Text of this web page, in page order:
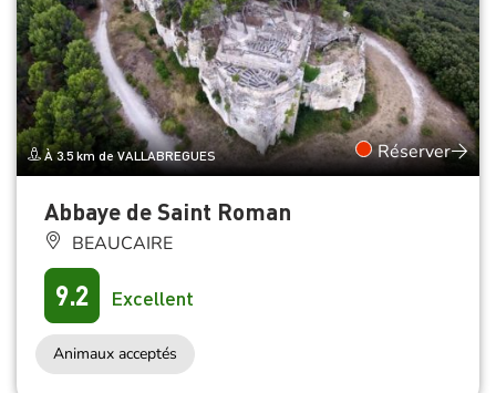
À 3.5 km de VALLABREGUES Réserver
Abbaye de Saint Roman
BEAUCAIRE
9.2 Excellent
Animaux acceptés